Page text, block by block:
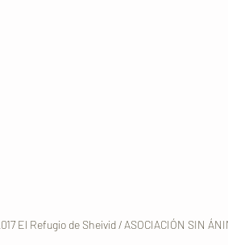
El Refugio de Sheivid / ASOCIACIÓN SIN